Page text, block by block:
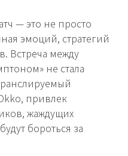
— это не просто
эмоций, стратегий
Встреча между
не стала
привлек
жаждущих
бороться за